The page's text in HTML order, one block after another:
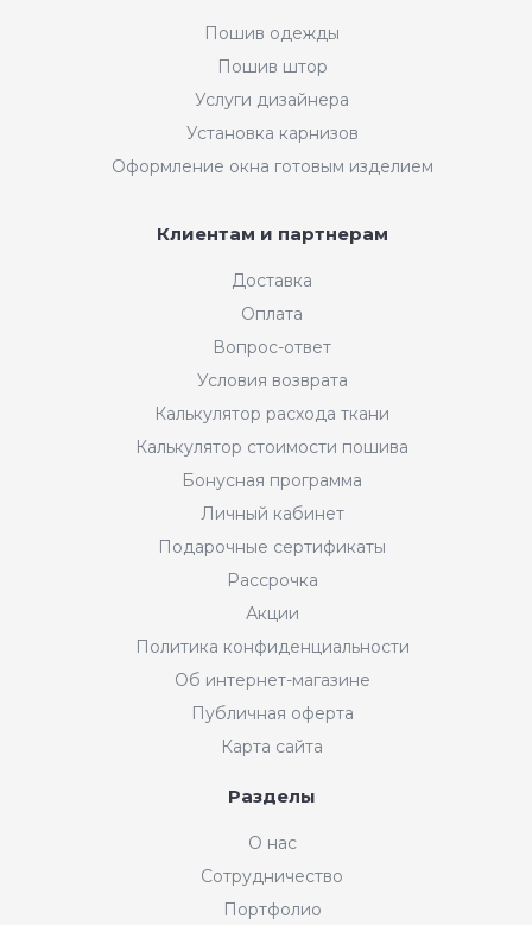
Интернет-магазин "Мир
Добрый день! Готовы Вам
помочь. Напишите нам, если у
Пошив одежды
Пошив штор
Услуги дизайнера
Установка карнизов
Оформление окна готовым изделием
Клиентам и партнерам
Доставка
Оплата
Вопрос-ответ
Условия возврата
Калькулятор расхода ткани
Калькулятор стоимости пошива
Бонусная программа
Личный кабинет
Подарочные сертификаты
Рассрочка
Акции
Политика конфиденциальности
Об интернет-магазине
Публичная оферта
Карта сайта
Разделы
О нас
Сотрудничество
Портфолио